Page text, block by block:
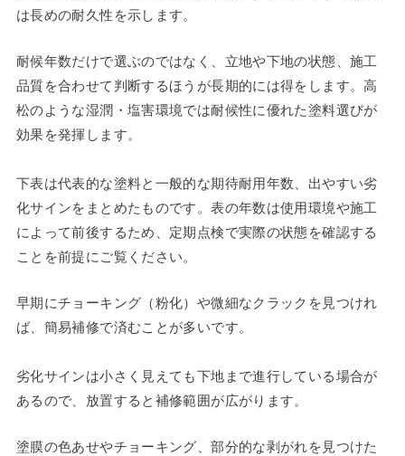
は長めの耐久性を示します。
耐候年数だけで選ぶのではなく、立地や下地の状態、施工
品質を合わせて判断するほうが長期的には得をします。高
松のような湿潤・塩害環境では耐候性に優れた塗料選びが
効果を発揮します。
下表は代表的な塗料と一般的な期待耐用年数、出やすい劣
化サインをまとめたものです。表の年数は使用環境や施工
によって前後するため、定期点検で実際の状態を確認する
ことを前提にご覧ください。
早期にチョーキング（粉化）や微細なクラックを見つけれ
ば、簡易補修で済むことが多いです。
劣化サインは小さく見えても下地まで進行している場合が
あるので、放置すると補修範囲が広がります。
塗膜の色あせやチョーキング、部分的な剥がれを見つけた